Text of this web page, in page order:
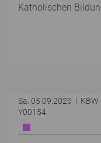
Katholischen
Sa. 05.09.2026 |
Y00154